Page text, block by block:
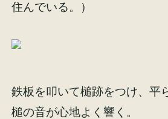
住んでいる。）
鉄板を叩いて槌跡をつけ、平
槌の音が心地よく響く。